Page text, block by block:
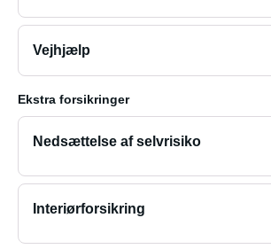
Vejhjælp
Ekstra forsikringer
Nedsættelse af selvrisiko
Interiørforsikring